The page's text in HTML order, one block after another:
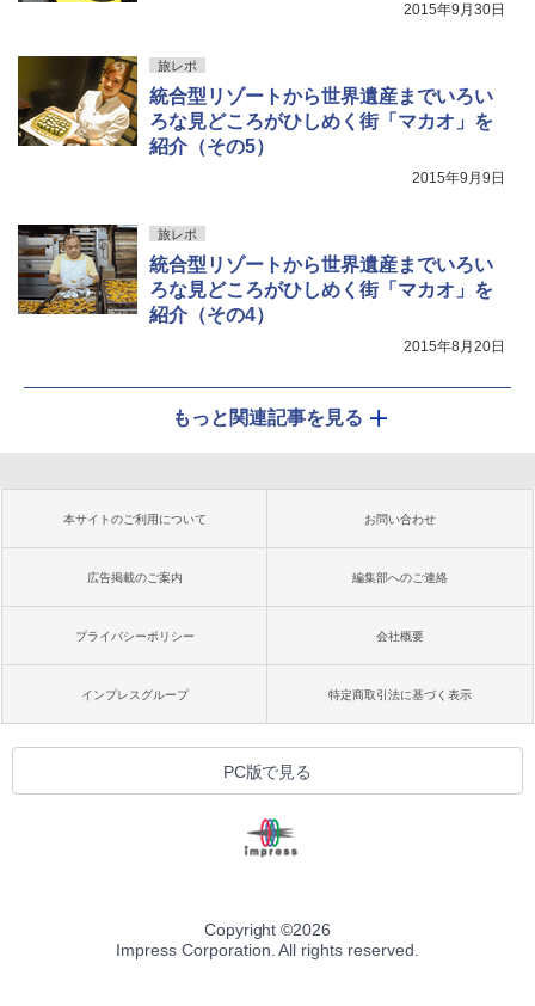
2015年9月30日
旅レポ
統合型リゾートから世界遺産までいろい
ろな見どころがひしめく街「マカオ」を
紹介（その5）
2015年9月9日
旅レポ
統合型リゾートから世界遺産までいろい
ろな見どころがひしめく街「マカオ」を
紹介（その4）
2015年8月20日
もっと関連記事を見る
本サイトのご利用について お問い合わせ
広告掲載のご案内 編集部へのご連絡
プライバシーポリシー 会社概要
インプレスグループ 特定商取引法に基づく表示
PC版で見る
Copyright ©2026
Impress Corporation. All rights reserved.